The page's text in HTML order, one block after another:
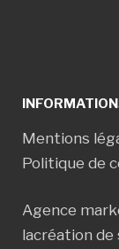
Mentions
Politique de
Agence
lacréation de